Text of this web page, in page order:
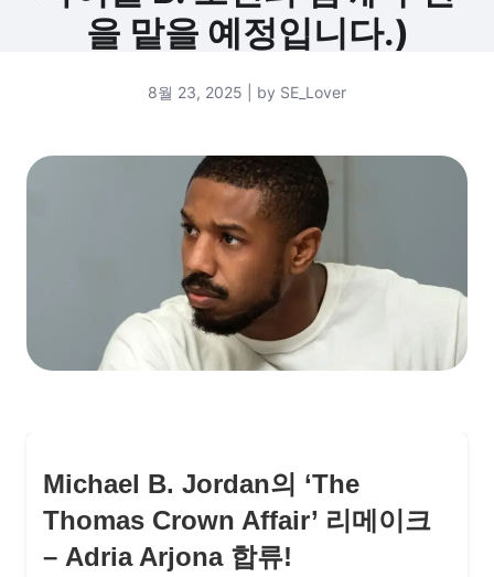
을 맡을 예정입니다.)
8월 23, 2025 | by SE_Lover
Michael B. Jordan의 ‘The
Thomas Crown Affair’ 리메이크
– Adria Arjona 합류!